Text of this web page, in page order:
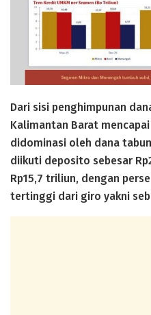
Dari sisi penghimpunan
Kalimantan Barat
didominasi oleh dana
diikuti deposito sebesar
Rp15,7 triliun, dengan
tertinggi dari giro yakni